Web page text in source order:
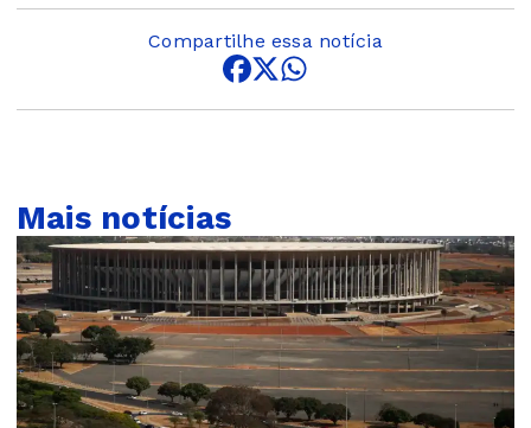
Compartilhe essa notícia
Mais notícias